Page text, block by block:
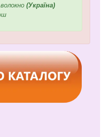
(Україна)